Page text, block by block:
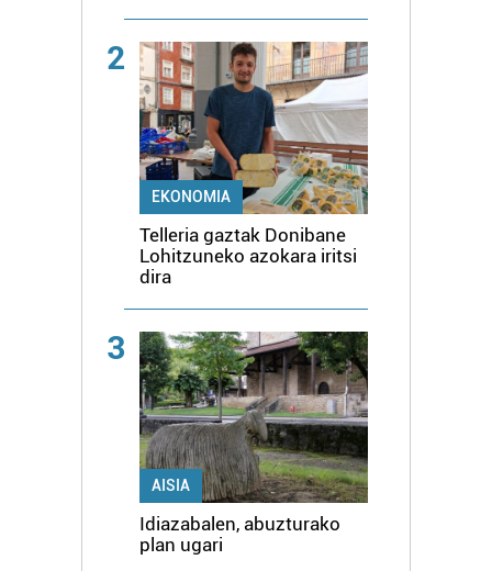
2
EKONOMIA
Telleria gaztak Donibane
Lohitzuneko azokara iritsi
dira
3
AISIA
Idiazabalen, abuzturako
plan ugari